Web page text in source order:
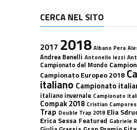
CERCA NEL SITO
2017 2018 Albano Pera
Andrea Benelli Antonello Iezzi
Campionato del Mondo
Campionato Europeo 2018
italiano Campionato
italiano invernale Campionato
Compak 2018 Cristian
Trap Double Trap 2018 Elia
Erica Sessa Featured Gabriele